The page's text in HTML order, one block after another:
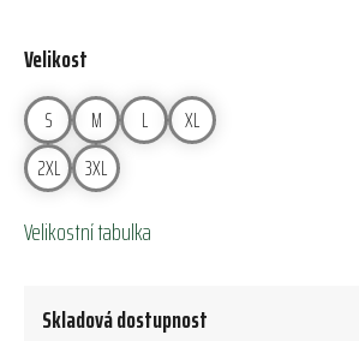
Velikost
S M L
XL
2XL
3XL
Velikostní tabulka
Skladová dostupnost